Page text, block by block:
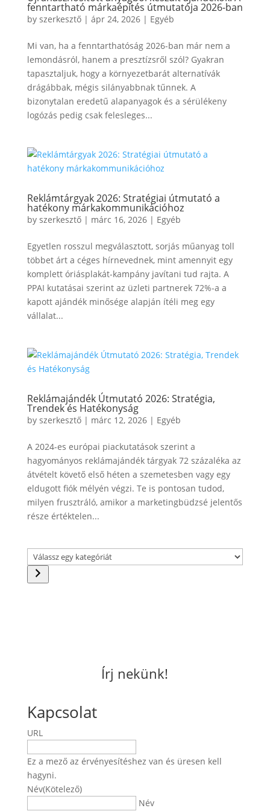
fenntartható márkaépítés útmutatója 2026-ban
by szerkesztő| ápr 24, 2026| Egyéb
Mi van, ha a fenntarthatóság 2026-ban már nem a
lemondásról, hanem a presztízsről szól? Gyakran
tapasztaljuk, hogy a környezetbarát alternatívák
drágábbak, mégis silányabbnak tűnnek. A
bizonytalan eredetű alapanyagok és a sérülékeny
logózás pedig csak felesleges...
Reklámtárgyak 2026: Stratégiai útmutató a
hatékony márkakommunikációhoz
by szerkesztő| márc 16, 2026| Egyéb
Egyetlen rosszul megválasztott, sorjás műanyag toll
többet árt a céges hírnevednek, mint amennyit egy
komplett óriásplakát-kampány javítani tud rajta. A
PPAI kutatásai szerint az üzleti partnerek 72%-a a
kapott ajándék minősége alapján ítéli meg egy
vállalat...
Reklámajándék Útmutató 2026: Stratégia,
Trendek és Hatékonyság
by szerkesztő| márc 12, 2026| Egyéb
A 2024-es európai piackutatások szerint a
hagyományos reklámajándék tárgyak 72 százaléka az
átvételt követő első héten a szemetesben vagy egy
eldugott fiók mélyén végzi. Te is pontosan tudod,
milyen frusztráló, amikor a marketingbüdzsé jelentős
része értéktelen...
Válassz
egy
kategóriát
Írj nekünk!
Kapcsolat
URL
Ez a mező az érvényesítéshez van és üresen kell
hagyni.
Név(Kötelező)
Név